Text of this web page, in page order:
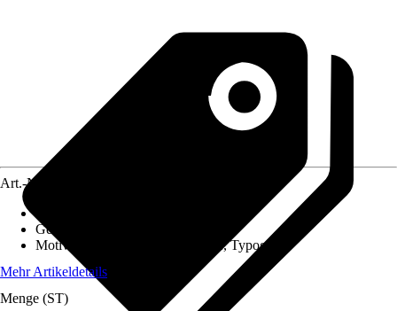
Art.-Nr.
Gewicht
Motivkategorie
Sprüche & Zitate, Typografie
Mehr Artikeldetails
Menge (ST)